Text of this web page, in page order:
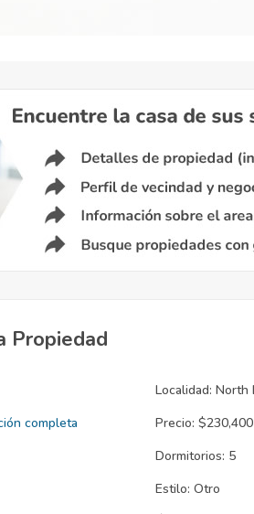
Propiedad
completa
Localidad: North
Precio: $230,400
Dormitorios: 5
Estilo: Otro